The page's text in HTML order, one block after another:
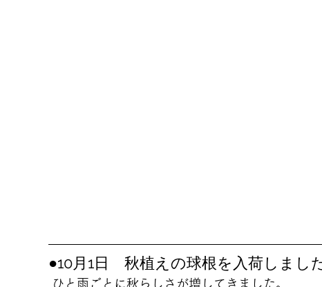
●10月1日　秋植えの球根を入荷しまし
ひと雨ごとに秋らしさが増してきました。